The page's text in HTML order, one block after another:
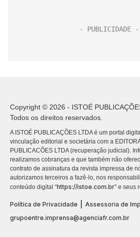
Copyright © 2026 - ISTOÉ
Todos os direitos reservados.
A ISTOÉ PUBLICAÇÕES LTDA é um portal
vinculação editorial e societária com a
PUBLICACÕES LTDA (recuperação judicial).
realizamos cobranças e que também não
contrato de assinatura da revista impressa de
autorizamos terceiros a fazê-lo, nos
conteúdo digital “https://istoe.com.br” e seus
Política de Privacidade
Assessoria de
grupoentre.imprensa@agenciafr.com.br